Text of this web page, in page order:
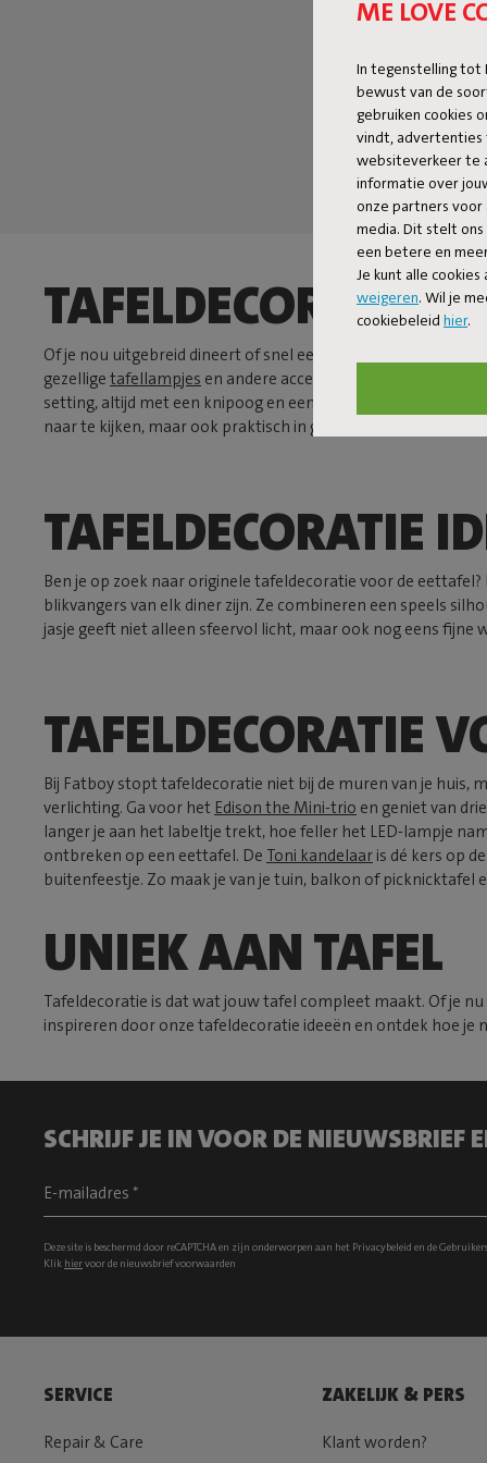
ME LOVE
In tegenstelling tot
bewust van de
gebruiken cookies
vindt, advertenties
websiteverkeer te
informatie over
onze partners voor
media. Dit stelt
een betere en
Je kunt alle
weigeren. Wil je
cookiebeleid hier.
TAFELDECORATIE
Of je nou uitgebreid dineert of snel een koffietje drinkt:
gezellige tafellampjes en andere accessoires die sfeer
setting, altijd met een knipoog en een scherp oog voor
naar te kijken, maar ook praktisch in gebruik. Geen
TAFELDECORATIE
Ben je op zoek naar originele tafeldecoratie voor de eettafel?
blikvangers van elk diner zijn. Ze combineren een speels
jasje geeft niet alleen sfeervol licht, maar ook nog eens
TAFELDECORATIE
Bij Fatboy stopt tafeldecoratie niet bij de muren van je huis,
verlichting. Ga voor het Edison the Mini-trio en geniet van
langer je aan het labeltje trekt, hoe feller het LED-lampje
ontbreken op een eettafel. De Toni kandelaar is dé kers op
buitenfeestje. Zo maak je van je tuin, balkon of picknicktafel
UNIEK AAN TAFEL
Tafeldecoratie is dat wat jouw tafel compleet maakt. Of je
inspireren door onze tafeldecoratie ideeën en ontdek hoe je
SCHRIJF JE IN VOOR DE NIEUWSBRIEF
Deze site is beschermd door reCAPTCHA en zijn onderworpen aan het Privacybeleid en de
Klik hiervoor de nieuwsbrief voorwaarden
SERVICE
Repair & Care
ZAKELIJK & PERS
Klant worden?